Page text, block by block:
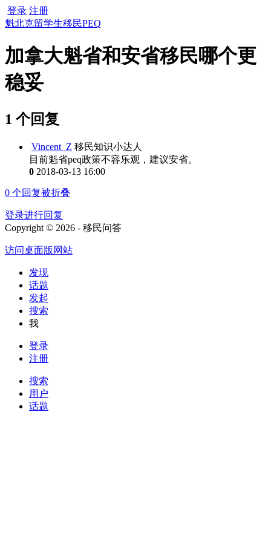
登录 注册
魁北克留学生移民PEQ
加拿大魁省和安省移民哪个更
稳妥
1 个回复
Vincent_Z 移民知识小达人
目前魁省peq政策不容乐观，建议安省。
0 2018-03-13 16:00
0 个回复被折叠
登录进行回复
Copyright © 2026 - 移民问答
访问桌面版网站
发现
话题
发起
搜索
我
登录
注册
搜索
用户
话题